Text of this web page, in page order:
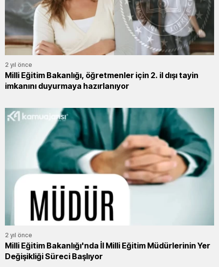
2 yıl önce
Milli Eğitim Bakanlığı, öğretmenler için 2. il dışı tayin
imkanını duyurmaya hazırlanıyor
2 yıl önce
Milli Eğitim Bakanlığı'nda İl Milli Eğitim Müdürlerinin Yer
Değişikliği Süreci Başlıyor